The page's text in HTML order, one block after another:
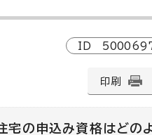
ID
印刷
宅の申込み資格はどの